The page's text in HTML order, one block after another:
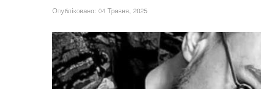
Опубліковано: 04 Травня, 2025